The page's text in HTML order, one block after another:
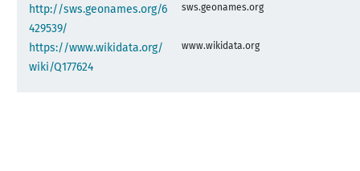
http://sws.geonames.org/6
429539/
sws.geonames.org
https://www.wikidata.org/
wiki/Q177624
www.wikidata.org